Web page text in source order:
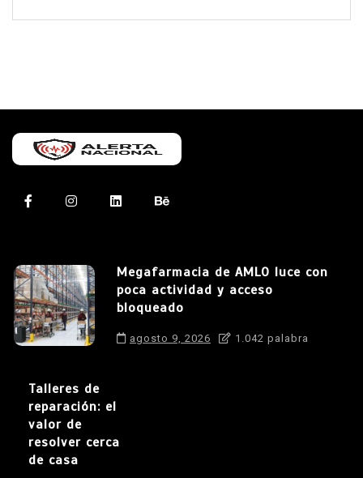
Megafarmacia de AMLO luce con
poca actividad y acceso
bloqueado
agosto 9, 2026 1.042 palabra
Talleres de
reparación: el
valor de
resolver cerca
de casa